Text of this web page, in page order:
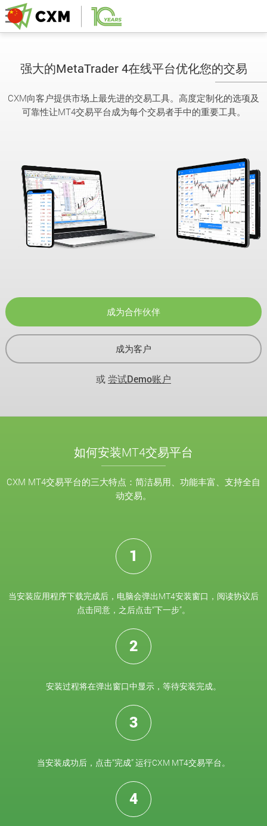
强大的MetaTrader 4在线平台优化您的交易
CXM向客户提供市场上最先进的交易工具。高度定制化的选项及
可靠性让MT4交易平台成为每个交易者手中的重要工具。
成为合作伙伴
成为客户
或尝试Demo账户
如何安装MT4交易平台
CXM MT4交易平台的三大特点：简洁易用、功能丰富、支持全自
动交易。
1
当安装应用程序下载完成后，电脑会弹出MT4安装窗口，阅读协议后
点击同意，之后点击“下一步”。
2
安装过程将在弹出窗口中显示，等待安装完成。
3
当安装成功后，点击“完成” 运行CXM MT4交易平台。
4